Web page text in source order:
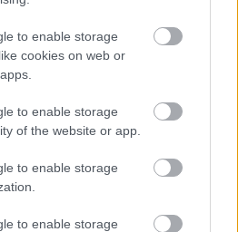
to enable storage
cookies on web or
to enable storage
of the website or app.
to enable storage
to enable storage